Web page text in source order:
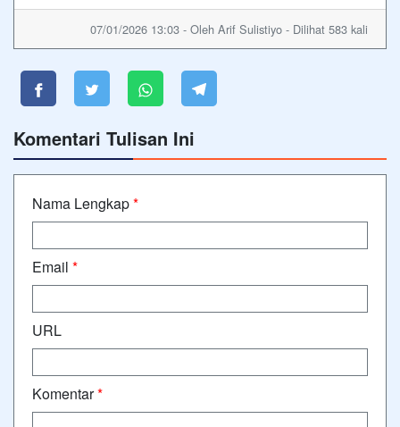
07/01/2026 13:03 - Oleh Arif Sulistiyo - Dilihat 583 kali
Komentari Tulisan Ini
Nama Lengkap*
Email *
URL
Komentar*